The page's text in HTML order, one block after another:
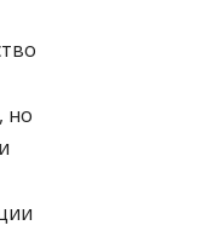
но